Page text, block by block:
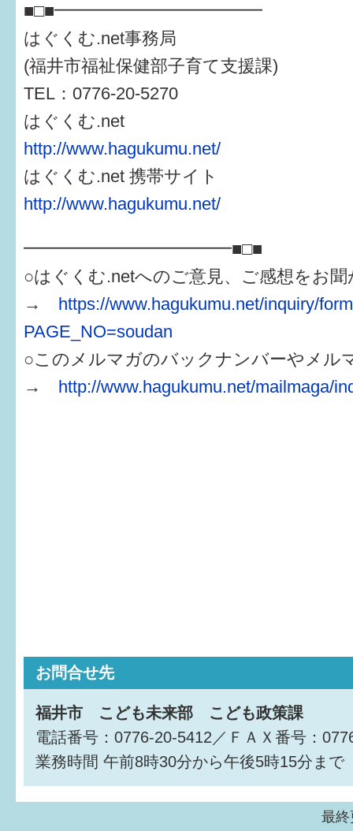
■□■━━━━━━━━━━━━
はぐくむ.net事務局
(福井市福祉保健部子育て支援課)
TEL：0776-20-5270
はぐくむ.net
http://www.hagukumu.net/
はぐくむ.net 携帯サイト
http://www.hagukumu.net/
━━━━━━━━━━━━■□■
○はぐくむ.netへのご意見、ご感想をお
→ https://www.hagukumu.net/inquiry/
PAGE_NO=soudan
○このメルマガのバックナンバーやメル
→ http://www.hagukumu.net/mailmaga/
お問合せ先
福井市 こども未来部 こども政策課
電話番号：0776-20-5412／ＦＡＸ番号：
業務時間 午前8時30分から午後5時15分まで
最終